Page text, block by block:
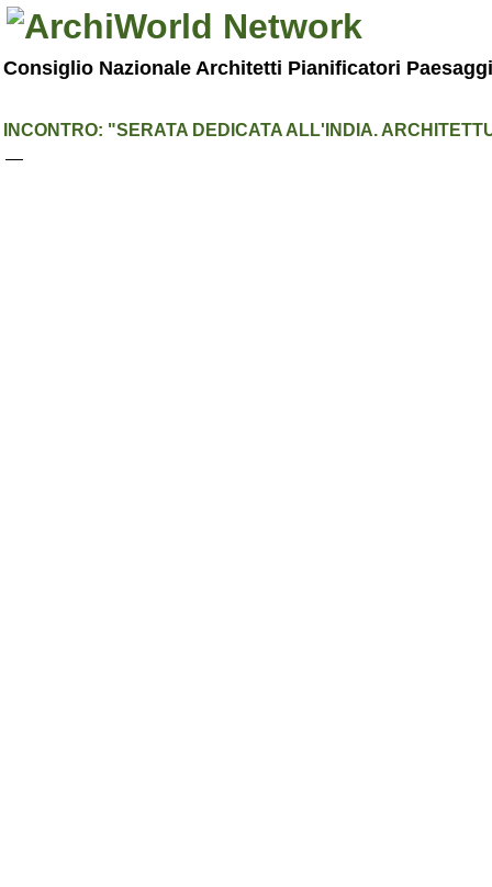
Consiglio Nazionale Architetti Pianificatori
INCONTRO: "SERATA DEDICATA ALL'INDIA.